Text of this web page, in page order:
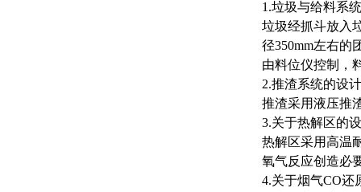
1.垃圾与给料系
垃圾经抓斗放入
径350mm左右的
由料位仪控制，
2.推渣系统的设计
推渣采用液压推
3.关于热解区的
热解区采用高温
氧气反应创造必
4.关于烟气CO还